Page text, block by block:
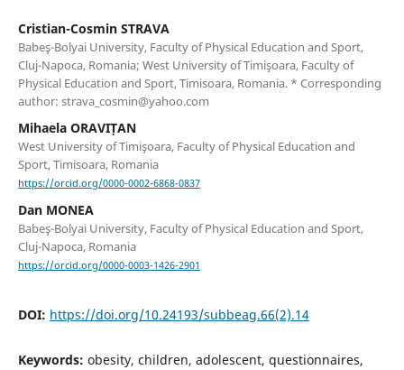
Cristian-Cosmin STRAVA
Babeş-Bolyai University, Faculty of Physical Education and Sport,
Cluj-Napoca, Romania; West University of Timişoara, Faculty of
Physical Education and Sport, Timisoara, Romania. * Corresponding
author: strava_cosmin@yahoo.com
Mihaela ORAVIȚAN
West University of Timişoara, Faculty of Physical Education and
Sport, Timisoara, Romania
https://orcid.org/0000-0002-6868-0837
Dan MONEA
Babeş-Bolyai University, Faculty of Physical Education and Sport,
Cluj-Napoca, Romania
https://orcid.org/0000-0003-1426-2901
DOI: https://doi.org/10.24193/subbeag.66(2).14
Keywords: obesity, children, adolescent, questionnaires,